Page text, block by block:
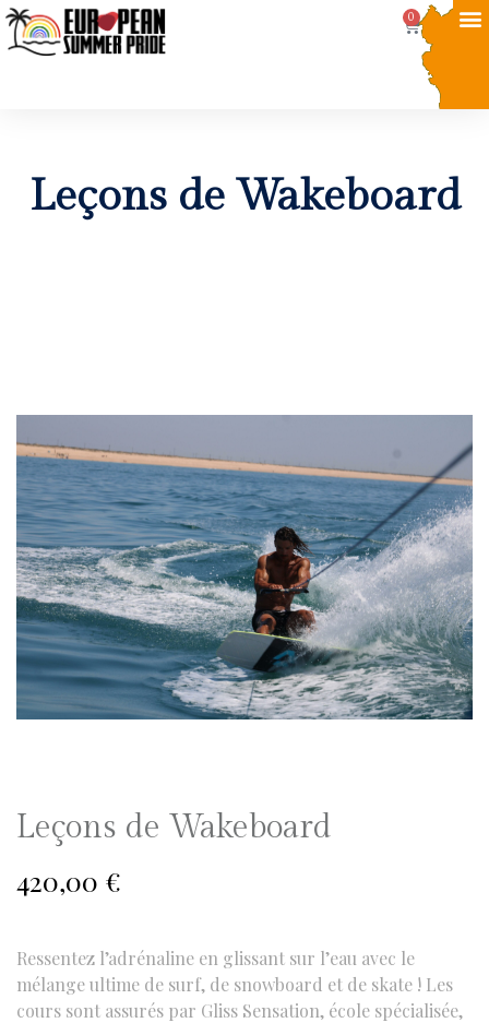
0
Leçons de Wakeboard
Leçons de Wakeboard
420,00 €
Ressentez l’adrénaline en glissant sur l’eau avec le
mélange ultime de surf, de snowboard et de skate ! Les
cours sont assurés par Gliss Sensation, école spécialisée,